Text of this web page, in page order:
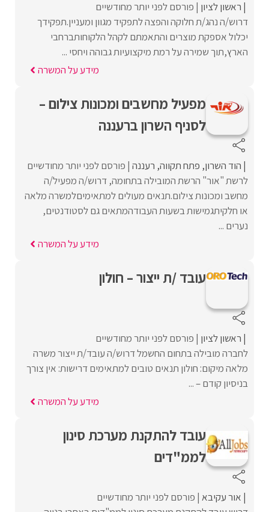
ראשון לציון פורסם לפני יותר מחודשיים
דרוש/ה נהג/ת חלוקה והפצה לתפקיד מגוון ומעניין.תפקידך
יכלול אספקת מוצרים והתאמתם לקהל הלקוחותברחבי
הארץ,תוך שמירה על רמת מיקצועיות גבוהה ויחסי ...
מידע על המשרה
מפעיל מחשבים ומכונות צילום –
לסניף השרון ברעננה
הוד השרון פתח תקווה רעננה פורסם לפני יותר מחודשיים
לרשת "אור" הרשת המובילה בתחומה, דרוש/ה מפעיל/ה
מחשב ומכונות צילום.תנאים מעולים למתאימיםלמשרה מלאה
או חלקיתגמישות בשעות העבודהמתאים גם לסטודנטים,
נערים ...
מידע על המשרה
עובד /ת ייצור – חולון
ראשון לציון פורסם לפני יותר מחודשיים
לחברה מובילה בתחום החשמל דרוש/ה עובד/ת ייצור משרה
מלאה מיקום: חולון תנאים טובים למתאימים דרישות: אין צורך
בניסיון קודם – ...
מידע על המשרה
עובד להתקנת מערכת סינון
לממ"דים
אור עקיבא פורסם לפני יותר מחודשיים